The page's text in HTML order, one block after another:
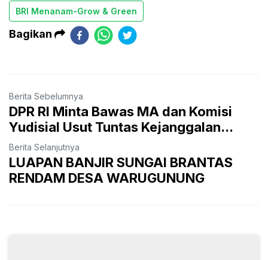
BRI Menanam-Grow & Green
Bagikan
Berita Sebelumnya
DPR RI Minta Bawas MA dan Komisi
Yudisial Usut Tuntas Kejanggalan...
Berita Selanjutnya
LUAPAN BANJIR SUNGAI BRANTAS
RENDAM DESA WARUGUNUNG